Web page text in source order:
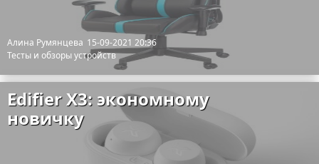
Алина Румянцева 15-09-2021 20:36
Тесты и обзоры устройств
Edifier X3: экономному
новичку